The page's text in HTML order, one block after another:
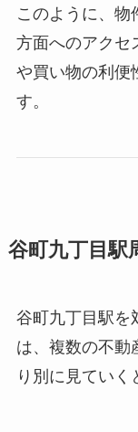
このように、物
方面へのアクセ
や買い物の利便
す。
谷町九丁目駅
谷町九丁目駅を
は、複数の不動
り別に見ていく